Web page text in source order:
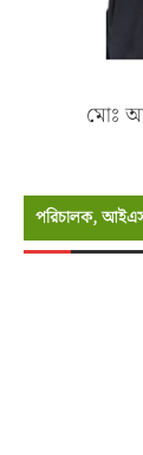
মোঃ
পরিচালক,